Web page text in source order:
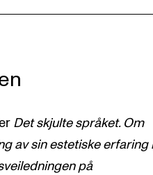
Det skjulte språket. Om
av sin estetiske erfaring
på